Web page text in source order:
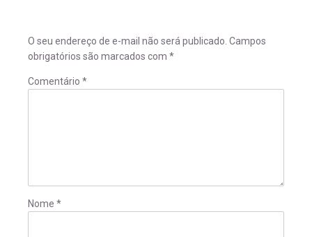
O seu endereço de e-mail não será publicado. Campos
obrigatórios são marcados com *
Comentário *
Nome *